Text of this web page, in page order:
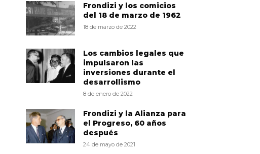
Frondizi y los comicios
del 18 de marzo de 1962
18 de marzo de 2022
Los cambios legales que
impulsaron las
inversiones durante el
desarrollismo
8 de enero de 2022
Frondizi y la Alianza para
el Progreso, 60 años
después
24 de mayo de 2021